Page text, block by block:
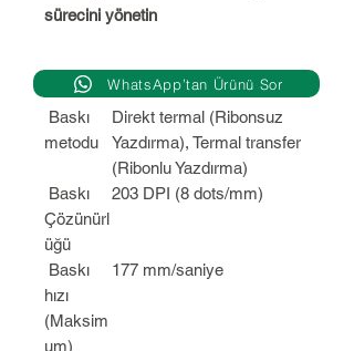
sürecini yönetin
Baskı
metodu
Direkt termal (Ribonsuz
Yazdırma), Termal transfer
(Ribonlu Yazdırma)
Baskı
Çözünürl
üğü
203 DPI (8 dots/mm)
Baskı
hızı
(Maksim
um)
177 mm/saniye
WhatsApp’tan Ürünü Sor